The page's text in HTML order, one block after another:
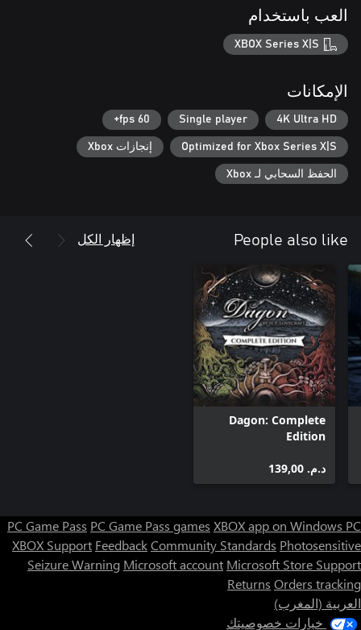
العب باستخدام
XBOX Series X|S
الإمكانات
4K Ultra HD
Single player
60 fps+
Optimized for Xbox Series X|S إنجازات Xbox
الحفظ السحابي لـ Xbox
People also like إظهار الكل
Dagon: Complete
Edition
د.م.‏ 139,00
PC Game Pass PC Game Pass games XBOX app on Windows PC
XBOX Support FeedbackCommunity Standards Photosensitive
Seizure Warning Microsoft account Microsoft Store Support
Returns Orders tracking
العربية (المغرب)
خيارات خصوصيتك